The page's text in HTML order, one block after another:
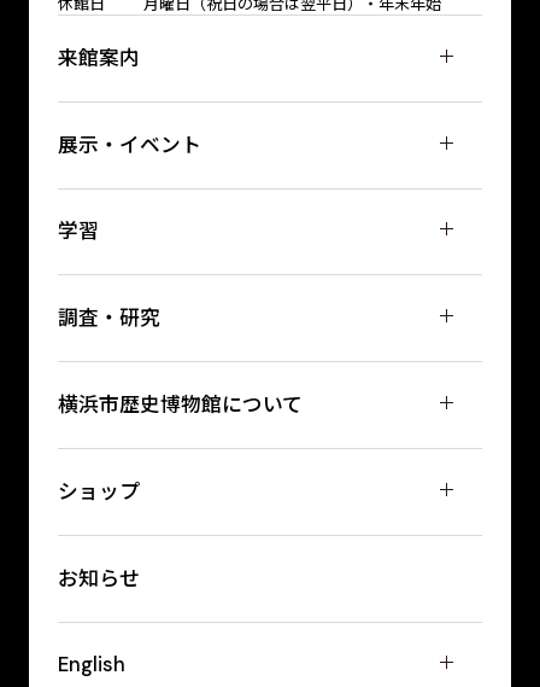
休館日
月曜日（祝日の場合は翌平日）・年末年始
来館案内
展示・イベント
学習
調査・研究
横浜市歴史博物館について
ショップ
お知らせ
English